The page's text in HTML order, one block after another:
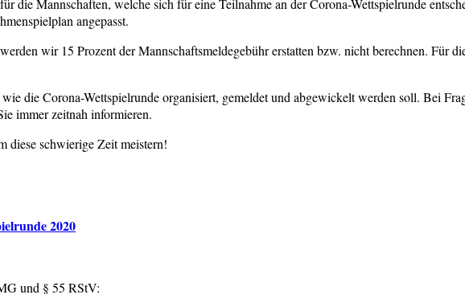
die Mannschaften, welche sich für eine Teilnahme an der Corona-Wettspielrunde
angepasst.
wir 15 Prozent der Mannschaftsmeldegebühr erstatten bzw. nicht berechnen. Für
die Corona-Wettspielrunde organisiert, gemeldet und abgewickelt werden soll. Bei
immer zeitnah informieren.
diese schwierige Zeit meistern!
2020
und § 55 RStV: